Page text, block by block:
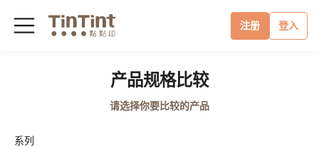
注册 登入
产品规格比较
请选择你要比较的产品
系列